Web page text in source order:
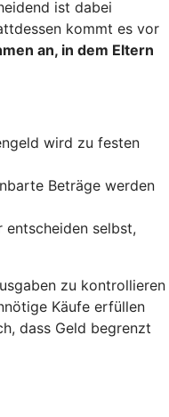
ist dabei
kommt es vor
an, in dem Eltern
wird zu festen
Beträge werden
entscheiden selbst,
zu kontrollieren
Käufe erfüllen
dass Geld begrenzt